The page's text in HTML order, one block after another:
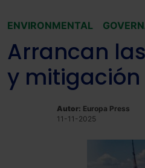
ENVIRONMENTAL
Arrancan
y mitigación
Autor: Europa Press
11-11-2025